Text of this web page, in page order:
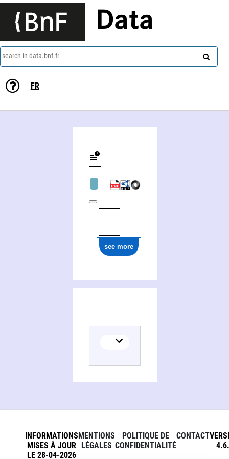
Data
search in data.bnf.fr
FR
see more
INFORMATIONS
MISES À JOUR
LE 28-04-2026
MENTIONS
LÉGALES
POLITIQUE DE
CONFIDENTIALITÉ
CONTACT